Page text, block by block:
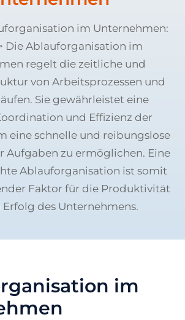
im Unternehmen:
Die Ablauforganisation im
regelt die zeitliche und
von Arbeitsprozessen und
Sie gewährleistet eine
und Effizienz der
eine schnelle und reibungslose
Aufgaben zu ermöglichen. Eine
Ablauforganisation ist somit
Faktor für die Produktivität
des Unternehmens.
im